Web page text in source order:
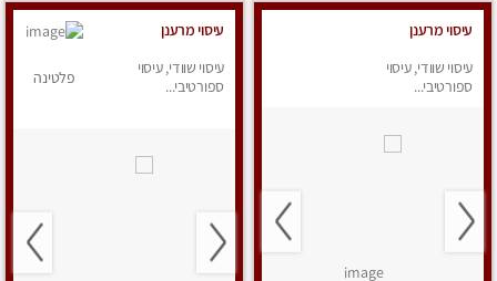
עיסוי מרענן
עיסוי שוודי, עיסוי
ספורטיבי...
עיסוי מרענן
עיסוי שוודי, עיסוי
ספורטיבי...
פלטינה